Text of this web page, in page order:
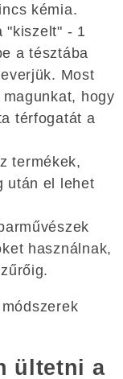
kémia.
"kiszelt" - 1
a tésztába
Most
hogy
térfogatát a
termékek,
után el lehet
használnak,
ültetni a